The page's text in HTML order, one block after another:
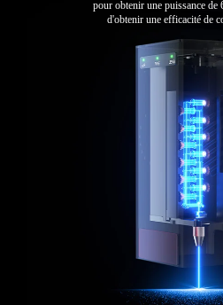
pour obtenir une puissance de
d'obtenir une efficacité de